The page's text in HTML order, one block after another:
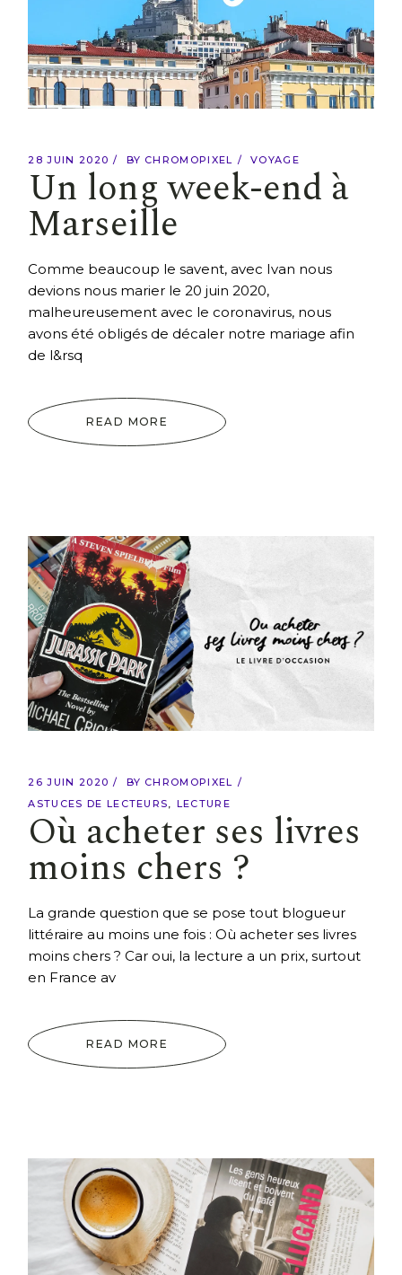
28 JUIN 2020 BY CHROMOPIXEL VOYAGE
Un long week-end à
Marseille
Comme beaucoup le savent, avec Ivan nous
devions nous marier le 20 juin 2020,
malheureusement avec le coronavirus, nous
avons été obligés de décaler notre mariage afin
de l&rsq
READ MORE
26 JUIN 2020 BY CHROMOPIXEL
ASTUCES DE LECTEURS
LECTURE
Où acheter ses livres
moins chers ?
La grande question que se pose tout blogueur
littéraire au moins une fois : Où acheter ses livres
moins chers ? Car oui, la lecture a un prix, surtout
en France av
READ MORE